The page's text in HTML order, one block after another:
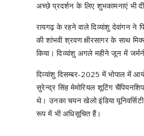
अच्छे प्रदर्शन के लिए शुभकामनाएं भी
रायगढ़ के रहने वाले दिव्यांशु देवांगन ने
की शांभवी श्रवण क्षीरसागर के साथ
किया। दिव्यांशु अगले महीने जून में
दिव्यांशु दिसम्बर-2025 में भोपाल में
सुरेन्द्र सिंह मेमोरियल शूटिंग
थे। उनका चयन खेलो इंडिया
रूप में भी अधिसूचित हैं।